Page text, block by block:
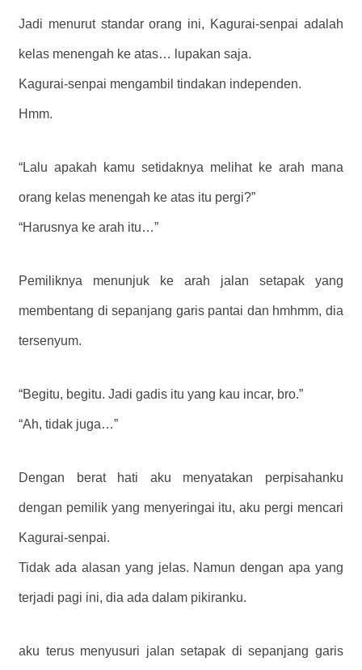
Jadi menurut standar orang ini, Kagurai-senpai adalah
kelas menengah ke atas… lupakan saja.
Kagurai-senpai mengambil tindakan independen.
Hmm.
“Lalu apakah kamu setidaknya melihat ke arah mana
orang kelas menengah ke atas itu pergi?”
“Harusnya ke arah itu…”
Pemiliknya menunjuk ke arah jalan setapak yang
membentang di sepanjang garis pantai dan hmhmm, dia
tersenyum.
“Begitu, begitu. Jadi gadis itu yang kau incar, bro.”
“Ah, tidak juga…”
Dengan berat hati aku menyatakan perpisahanku
dengan pemilik yang menyeringai itu, aku pergi mencari
Kagurai-senpai.
Tidak ada alasan yang jelas. Namun dengan apa yang
terjadi pagi ini, dia ada dalam pikiranku.
aku terus menyusuri jalan setapak di sepanjang garis